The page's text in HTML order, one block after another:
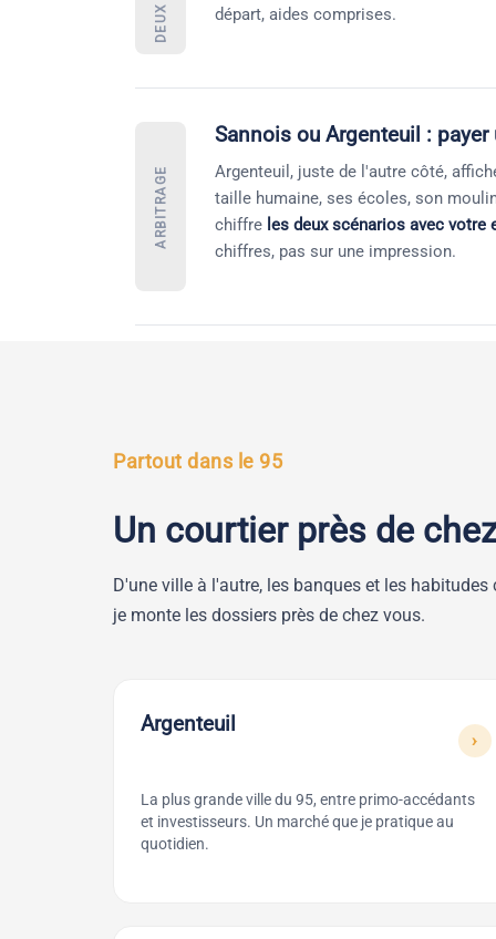
départ, aides comprises.
ARBITRAGE
Sannois ou Argenteuil :
Argenteuil, juste de l'autre côté,
taille humaine, ses écoles, son
chiffre les deux scénarios avec votre
chiffres, pas sur une impression.
Partout dans le 95
Un courtier près de
D'une ville à l'autre, les banques et les
je monte les dossiers près de chez vous.
Argenteuil
›
La plus grande ville du 95, entre primo-accédants
et investisseurs. Un marché que je pratique au
quotidien.